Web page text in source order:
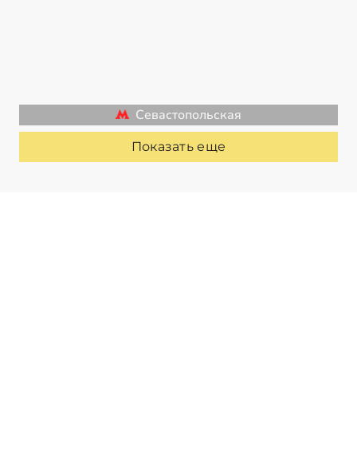
Севастопольская
Показать еще